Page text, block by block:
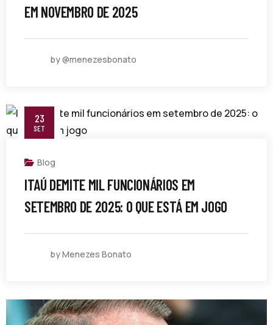
EM NOVEMBRO DE 2025
by @menezesbonato
23
SET
Blog
ITAÚ DEMITE MIL FUNCIONÁRIOS EM
SETEMBRO DE 2025: O QUE ESTÁ EM JOGO
by Menezes Bonato